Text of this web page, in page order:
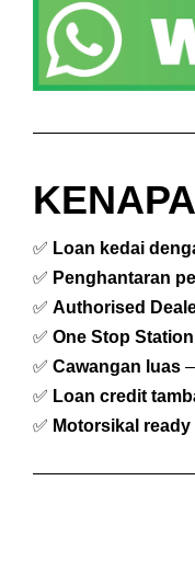
✅ Loan kedai
✅ Penghantaran
✅ Authorised
✅ One Stop Station
✅ Cawangan luas
✅ Loan credit
✅ Motorsikal